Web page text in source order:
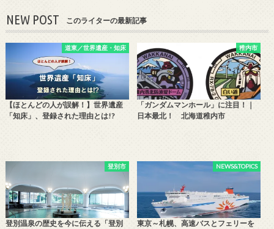
NEW POST このライターの最新記事
道東／世界遺産・知床
【ほとんどの人が誤解！】世界遺産
「知床」、登録された理由とは!?
稚内市
「ガンダムマンホール」に注目！｜
日本最北！ 北海道稚内市
登別市
登別温泉の歴史を今に伝える「登別
NEWS&TOPICS
東京～札幌、高速バスとフェリーを